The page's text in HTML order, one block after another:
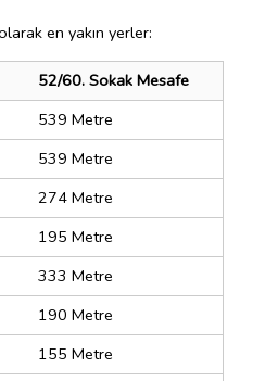
en yakın yerler:
52/60. Sokak Mesafe
539 Metre
539 Metre
274 Metre
195 Metre
333 Metre
190 Metre
155 Metre